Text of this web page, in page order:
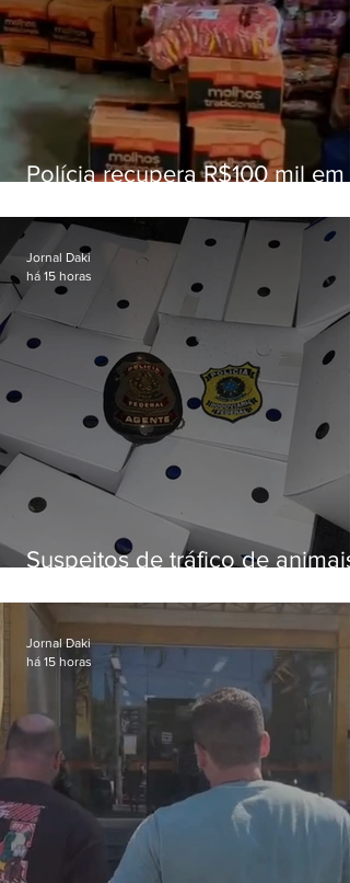
Polícia recupera R$100 mil em
Fluminense
Suspeitos de tráfico de animais
aves
Jornal Daki
há 15 horas
Jornal Daki
há 15 horas